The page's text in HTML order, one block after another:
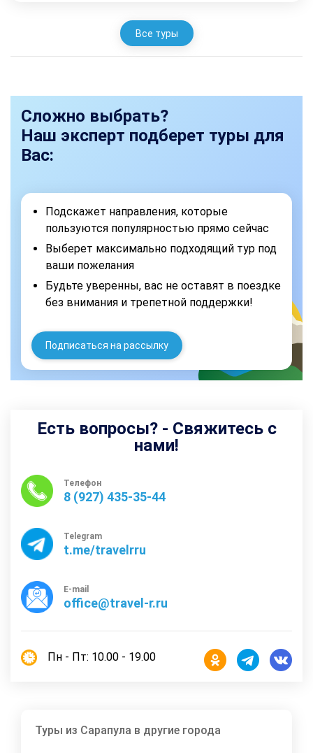
Все туры
Сложно выбрать?
Наш эксперт подберет туры для
Вас:
Подскажет направления, которые
пользуются популярностью прямо сейчас
Выберет максимально подходящий тур под
ваши пожелания
Будьте уверенны, вас не оставят в поездке
без внимания и трепетной поддержки!
Подписаться на рассылку
Есть вопросы? - Свяжитесь с
нами!
Телефон
8 (927) 435-35-44
Telegram
t.me/travelrru
E-mail
office@travel-r.ru
Пн - Пт: 10.00 - 19.00
Туры из Сарапула в другие города